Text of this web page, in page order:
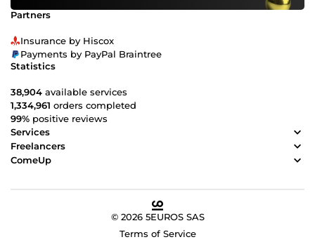
Partners
Insurance by Hiscox
Payments by PayPal Braintree
Statistics
38,904 available services
1,334,961 orders completed
99% positive reviews
Services
Freelancers
ComeUp
© 2026 5EUROS SAS
Terms of Service